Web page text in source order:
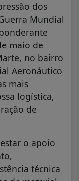
dos
Mundial
maio de
no bairro
Aeronáutico
mais
logística,
de
o apoio
técnica